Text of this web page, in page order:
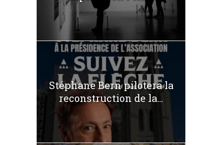
Stéphane Bern pilotera la
reconstruction de la...